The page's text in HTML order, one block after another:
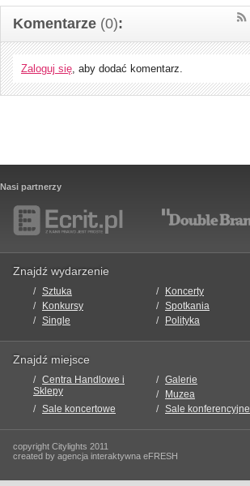
Komentarze (0):
Zaloguj się, aby dodać komentarz.
Nasi partnerzy
Znajdź wydarzenie
Sztuka Koncerty
Konkursy
Spotkania
Single
Polityka
Znajdź miejsce
Centra Handlowe i
Sklepy
Galerie
Muzea
Sale koncertowe
Sale konferencyjne
copyright Citylights 2011
created by agencja interaktywna eFRESH